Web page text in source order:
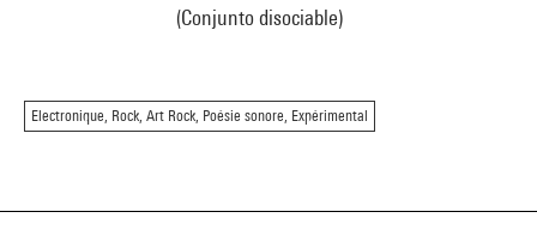
(Conjunto disociable)
Electronique, Rock, Art Rock, Poésie sonore, Expérimental